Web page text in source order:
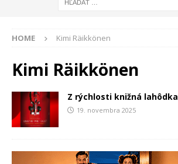
HOME Kimi Räikkönen
Kimi Räikkönen
Z rýchlosti knižná lahôdka
19. novembra 2025